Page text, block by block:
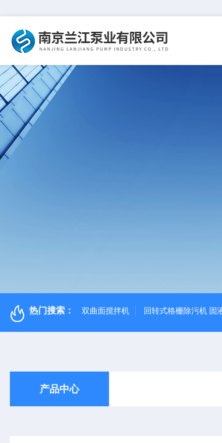
热门搜索： 双曲面搅拌机 回转式格栅除污机 固
产品中心